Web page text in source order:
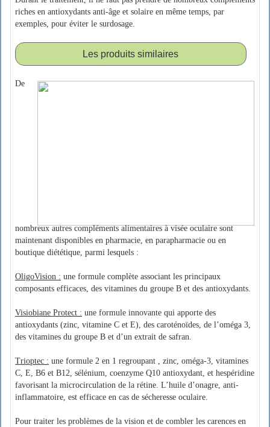
riches en antioxydants anti-âge et solaire en même temps, par
exemples, pour éviter le surdosage.
Les produits similaires
De
nombreux autres compléments alimentaires à visée oculaire sont
maintenant disponibles en pharmacie, en parapharmacie ou en
boutique diététique, parmi lesquels :
OligoVision : une formule complète associant les principaux
composants efficaces, des vitamines du groupe B et des antioxydants.
Visiobiane Protect : une formule innovante qui apporte des
antioxydants (zinc, vitamine C et E), des caroténoïdes, de l’oméga 3,
des vitamines du groupe B et d’un extrait de safran.
Trioptec : une formule 2 en 1 regroupant , zinc, oméga-3, vitamines
C, E, B6 et B12, sélénium, coenzyme Q10 antioxydant, et hespéridine
favorisant la microcirculation de la rétine. L’huile d’onagre, anti-
inflammatoire, est efficace en cas de sécheresse oculaire.
Pour traiter les problèmes de la vision et de combler les carences en